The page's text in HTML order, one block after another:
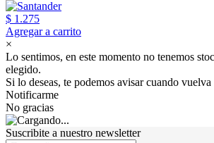
$ 1.275
Agregar a carrito
×
Lo sentimos, en este momento no tenemos
elegido.
Si lo deseas, te podemos avisar cuando
Notificarme
No gracias
Suscribite a nuestro newsletter